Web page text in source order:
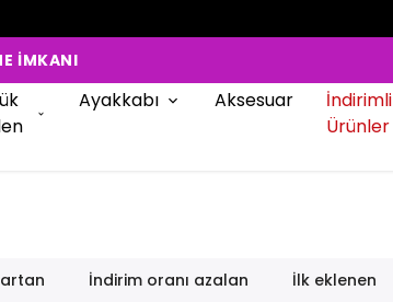
12 TAKSİT
Ayakkabı Aksesuar
İndirimli
Ürünler
İndirim oranı azalan İlk eklenen